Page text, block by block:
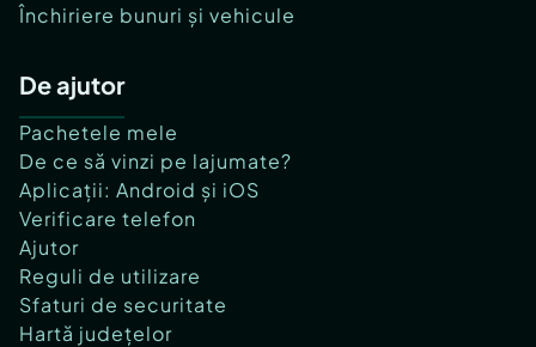
Închiriere bunuri și vehicule
De ajutor
Pachetele mele
De ce să vinzi pe lajumate?
Aplicații: Android și iOS
Verificare telefon
Ajutor
Reguli de utilizare
Sfaturi de securitate
Hartă județelor